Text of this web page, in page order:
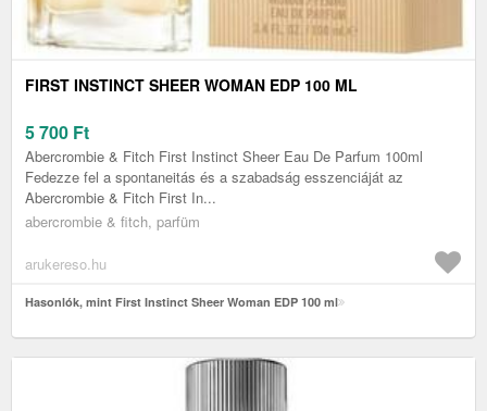
FIRST INSTINCT SHEER WOMAN EDP 100 ML
5 700 Ft
Abercrombie & Fitch First Instinct Sheer Eau De Parfum 100ml
Fedezze fel a spontaneitás és a szabadság esszenciáját az
Abercrombie & Fitch First In...
abercrombie & fitch, parfüm
arukereso.hu
Hasonlók, mint First Instinct Sheer Woman EDP 100 ml